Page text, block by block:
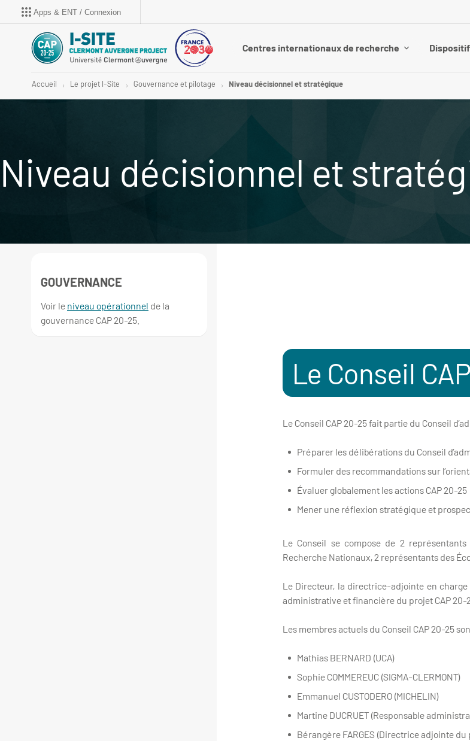
Apps & ENT / Connexion
Centres internationaux de recherche
Accueil Le projet I-Site Gouvernance et pilotage Niveau décisionnel et stratégique
Niveau décisionnel et
Le Conseil
Le Conseil CAP 20-25 fait partie du Conseil
Préparer les délibérations du Conseil
Formuler des recommandations sur
Évaluer globalement les actions CAP 20-25
Mener une réflexion stratégique et
Le Conseil se compose de 2
Recherche Nationaux, 2 représentants des
Le Directeur, la directrice-adjointe en
administrative et financière du projet CAP 20-
Les membres actuels du Conseil CAP 20-25
Mathias BERNARD (UCA)
Sophie COMMEREUC (SIGMA-CLERMONT)
Emmanuel CUSTODERO (MICHELIN)
Martine DUCRUET (Responsable
Bérangère FARGES (Directrice adjointe du
GOUVERNANCE
Voir le niveau opérationnel de la
gouvernance CAP 20-25.